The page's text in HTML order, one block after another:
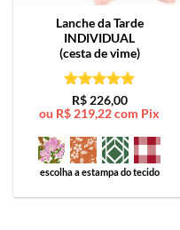
Lanche da Tarde
INDIVIDUAL
(cesta de vime)
Avaliação5
de 5
R$226,00
ou R$ 219,22com Pix
escolha a estampa do tecido